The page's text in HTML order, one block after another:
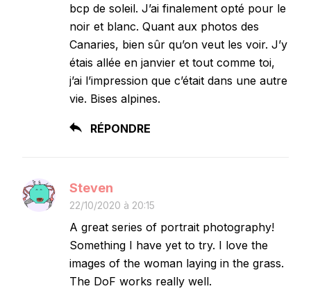
bcp de soleil. J’ai finalement opté pour le
noir et blanc. Quant aux photos des
Canaries, bien sûr qu’on veut les voir. J’y
étais allée en janvier et tout comme toi,
j’ai l’impression que c’était dans une autre
vie. Bises alpines.
RÉPONDRE
Steven
22/10/2020 à 20:15
A great series of portrait photography!
Something I have yet to try. I love the
images of the woman laying in the grass.
The DoF works really well.